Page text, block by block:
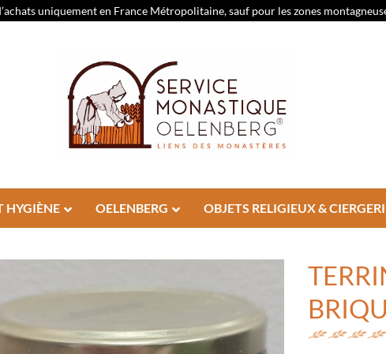
uniquement en France Métropolitaine, sauf pour les zones
HYGIÈNE OELENBERG OBJETS RELIGIEUX &